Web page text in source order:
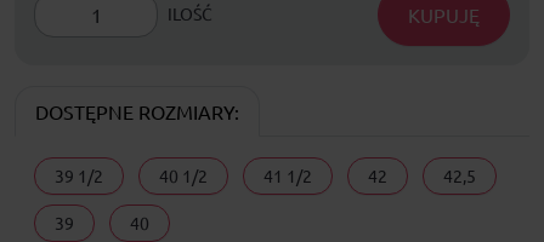
ILOŚĆ KUPUJĘ
DOSTĘPNE ROZMIARY:
39 1/2 40 1/2 41 1/2 42 42,5
39 40